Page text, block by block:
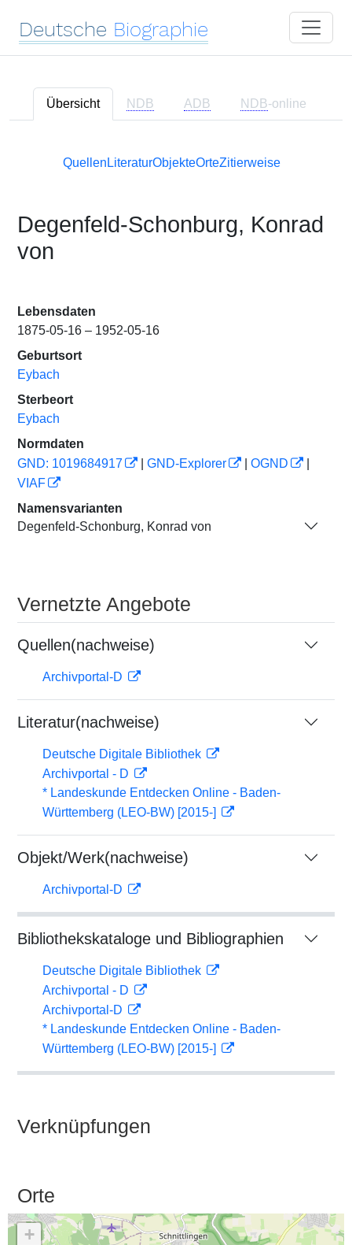
Deutsche Biographie
Übersicht NDB ADB NDB-online
Quellen LiteraturObjekteOrteZitierweise
Degenfeld-Schonburg, Konrad
von
Lebensdaten
1875-05-16 – 1952-05-16
Geburtsort
Eybach
Sterbeort
Eybach
Normdaten
GND: 1019684917
GND-Explorer OGND
VIAF
Namensvarianten
Degenfeld-Schonburg, Konrad von
Vernetzte Angebote
Quellen(nachweise)
Archivportal-D
Literatur(nachweise)
Deutsche Digitale Bibliothek
Archivportal - D
* Landeskunde Entdecken Online - Baden-
Württemberg (LEO-BW) [2015-]
Objekt/Werk(nachweise)
Archivportal-D
Bibliothekskataloge und Bibliographien
Deutsche Digitale Bibliothek
Archivportal - D
Archivportal-D
* Landeskunde Entdecken Online - Baden-
Württemberg (LEO-BW) [2015-]
Verknüpfungen
Orte
+